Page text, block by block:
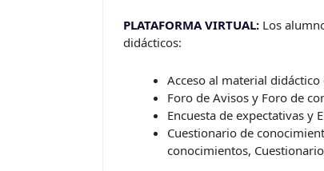
PLATAFORMA VIRTUAL: Los
didácticos:
Acceso al material
Foro de Avisos y Foro de
Encuesta de expectativas y
Cuestionario de
conocimientos,